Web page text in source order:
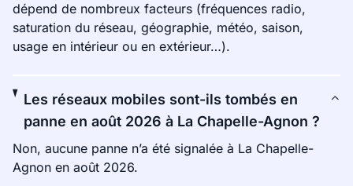
dépend de nombreux facteurs (fréquences radio,
saturation du réseau, géographie, météo, saison,
usage en intérieur ou en extérieur…).
Les réseaux mobiles sont-ils tombés en
panne en août 2026 à La Chapelle-Agnon ?
Non, aucune panne n’a été signalée à La Chapelle-
Agnon en août 2026.